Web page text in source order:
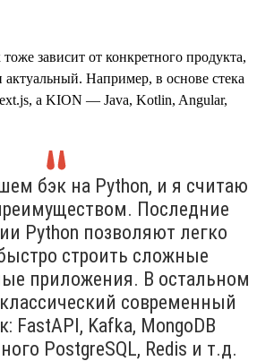
зависит от конкретного продукта,
Например, в основе стека
а KION — Java, Kotlin, Angular,
бэк на Python, и я считаю
Последние
Python позволяют легко
строить сложные
приложения. В остальном
современный
FastAPI, Kafka, MongoDB
PostgreSQL, Redis и т.д.